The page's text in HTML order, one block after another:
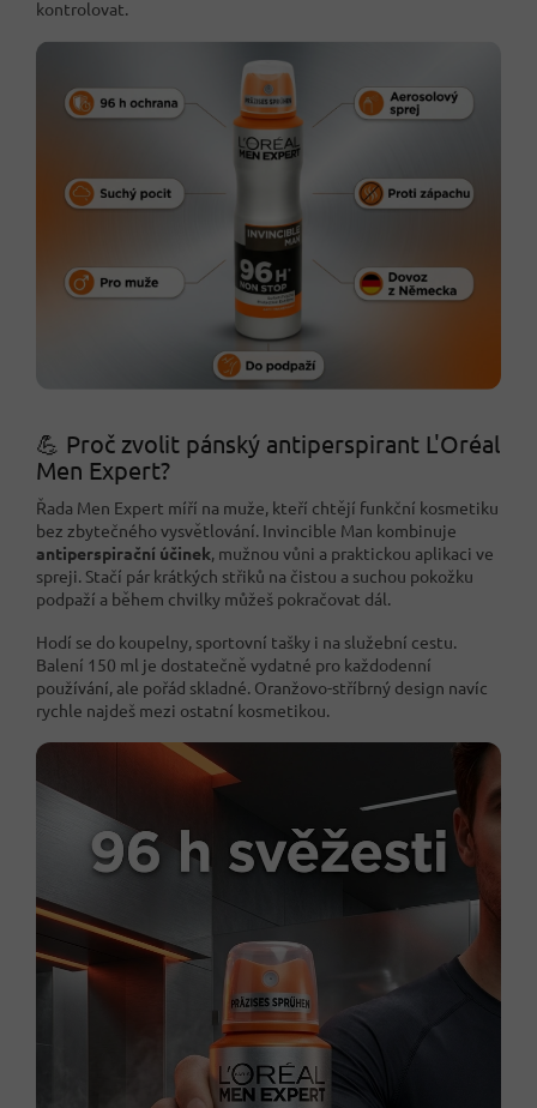
kontrolovat.
💪 Proč zvolit pánský antiperspirant L'Oréal
Men Expert?
Řada Men Expert míří na muže, kteří chtějí funkční kosmetiku
bez zbytečného vysvětlování. Invincible Man kombinuje
antiperspirační účinek, mužnou vůni a praktickou aplikaci ve
spreji. Stačí pár krátkých střiků na čistou a suchou pokožku
podpaží a během chvilky můžeš pokračovat dál.
Hodí se do koupelny, sportovní tašky i na služební cestu.
Balení 150 ml je dostatečně vydatné pro každodenní
používání, ale pořád skladné. Oranžovo-stříbrný design navíc
rychle najdeš mezi ostatní kosmetikou.